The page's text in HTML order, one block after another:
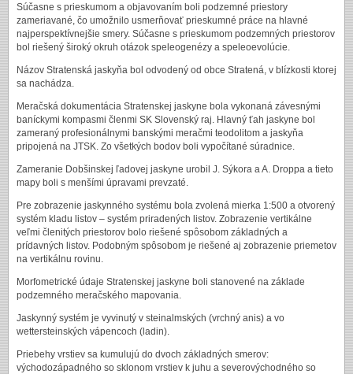
Súčasne s prieskumom a objavovaním boli podzemné priestory
zameriavané, čo umožnilo usmerňovať prieskumné práce na hlavné
najperspektívnejšie smery. Súčasne s prieskumom podzemných priestorov
bol riešený široký okruh otázok speleogenézy a speleoevolúcie.
Názov Stratenská jaskyňa bol odvodený od obce Stratená, v blízkosti ktorej
sa nachádza.
Meračská dokumentácia Stratenskej jaskyne bola vykonaná závesnými
baníckymi kompasmi členmi SK Slovenský raj. Hlavný ťah jaskyne bol
zameraný profesionálnymi banskými meračmi teodolitom a jaskyňa
pripojená na JTSK. Zo všetkých bodov boli vypočítané súradnice.
Zameranie Dobšinskej ľadovej jaskyne urobil J. Sýkora a A. Droppa a tieto
mapy boli s menšími úpravami prevzaté.
Pre zobrazenie jaskynného systému bola zvolená mierka 1:500 a otvorený
systém kladu listov – systém priradených listov. Zobrazenie vertikálne
veľmi členitých priestorov bolo riešené spôsobom základných a
prídavných listov. Podobným spôsobom je riešené aj zobrazenie priemetov
na vertikálnu rovinu.
Morfometrické údaje Stratenskej jaskyne boli stanovené na základe
podzemného meračského mapovania.
Jaskynný systém je vyvinutý v steinalmských (vrchný anis) a vo
wettersteinských vápencoch (ladin).
Priebehy vrstiev sa kumulujú do dvoch základných smerov:
východozápadného so sklonom vrstiev k juhu a severovýchodného so